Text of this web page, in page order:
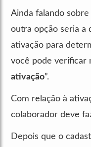
Ainda falando
outra opção seria a
ativação para
você pode verificar
ativação”.
Com relação à
colaborador deve
Depois que o